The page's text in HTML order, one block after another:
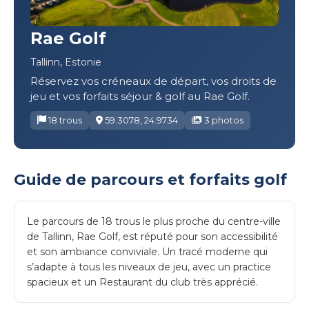
Rae Golf
Tallinn, Estonie
Réservez vos créneaux de départ, vos droits de
jeu et vos forfaits séjour & golf au Rae Golf.
18 trous 59.3078, 24.9734 3 photos
Guide de parcours et forfaits golf
Le parcours de 18 trous le plus proche du centre-ville
de Tallinn, Rae Golf, est réputé pour son accessibilité
et son ambiance conviviale. Un tracé moderne qui
s’adapte à tous les niveaux de jeu, avec un practice
spacieux et un Restaurant du club très apprécié.